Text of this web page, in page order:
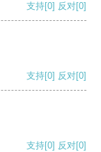
支持[0] 反对[0]
支持[0] 反对[0]
支持[0] 反对[0]